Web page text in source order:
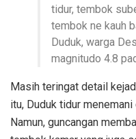
tidur, tembok
tembok ne kauh
Duduk, warga
magnitudo 4.8
Masih teringat detail
itu, Duduk tidur
Namun, guncangan